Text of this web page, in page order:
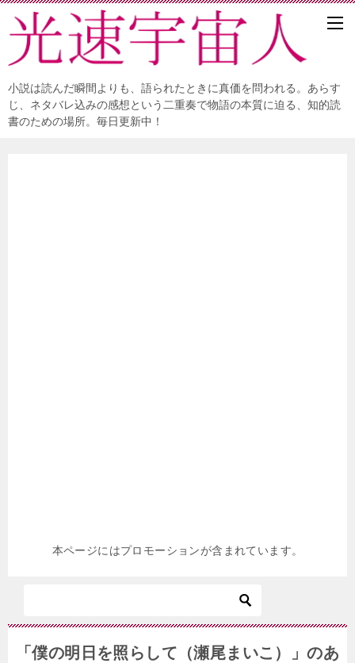
小説は読んだ瞬間よりも、語られたときに真価を問われる。あらす
じ、ネタバレ込みの感想という二重奏で物語の本質に迫る、知的読
書のための場所。毎日更新中！
本ページにはプロモーションが含まれています。
「僕の明日を照らして（瀬尾まいこ）」のあ